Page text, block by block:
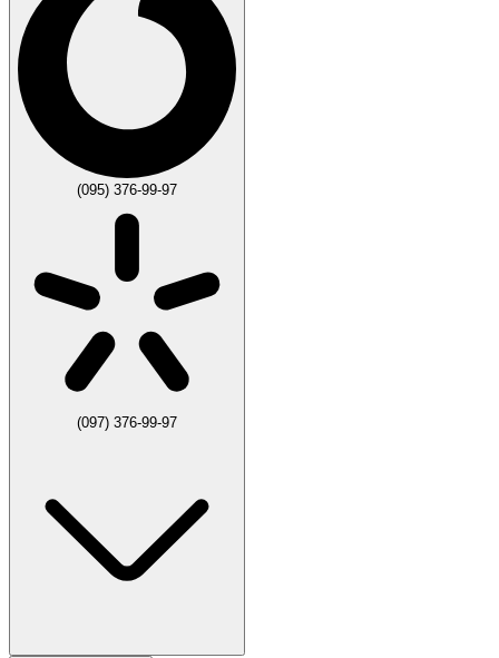
(095) 376-99-97
(097) 376-99-97